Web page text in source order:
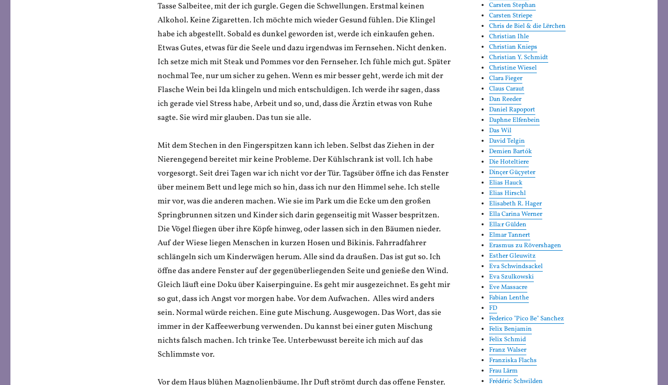
Tasse Salbeitee, mit der ich gurgle. Gegen die Schwellungen. Erstmal keinen
Alkohol. Keine Zigaretten. Ich möchte mich wieder Gesund fühlen. Die Klingel
habe ich abgestellt. Sobald es dunkel geworden ist, werde ich einkaufen gehen.
Etwas Gutes, etwas für die Seele und dazu irgendwas im Fernsehen. Nicht denken.
Ich setze mich mit Steak und Pommes vor den Fernseher. Ich fühle mich gut. Später
nochmal Tee, nur um sicher zu gehen. Wenn es mir besser geht, werde ich mit der
Flasche Wein bei Ida klingeln und mich entschuldigen. Ich werde ihr sagen, dass
ich gerade viel Stress habe, Arbeit und so, und, dass die Ärztin etwas von Ruhe
sagte. Sie wird mir glauben. Das tun sie alle.
Mit dem Stechen in den Fingerspitzen kann ich leben. Selbst das Ziehen in der
Nierengegend bereitet mir keine Probleme. Der Kühlschrank ist voll. Ich habe
vorgesorgt. Seit drei Tagen war ich nicht vor der Tür. Tagsüber öffne ich das Fenster
über meinem Bett und lege mich so hin, dass ich nur den Himmel sehe. Ich stelle
mir vor, was die anderen machen. Wie sie im Park um die Ecke um den großen
Springbrunnen sitzen und Kinder sich darin gegenseitig mit Wasser bespritzen.
Die Vögel fliegen über ihre Köpfe hinweg, oder lassen sich in den Bäumen nieder.
Auf der Wiese liegen Menschen in kurzen Hosen und Bikinis. Fahrradfahrer
schlängeln sich um Kinderwägen herum. Alle sind da draußen. Das ist gut so. Ich
öffne das andere Fenster auf der gegenüberliegenden Seite und genieße den Wind.
Gleich läuft eine Doku über Kaiserpinguine. Es geht mir ausgezeichnet. Es geht mir
so gut, dass ich Angst vor morgen habe. Vor dem Aufwachen. Alles wird anders
sein. Normal würde reichen. Eine gute Mischung. Ausgewogen. Das Wort, das sie
immer in der Kaffeewerbung verwenden. Du kannst bei einer guten Mischung
nichts falsch machen. Ich trinke Tee. Unterbewusst bereite ich mich auf das
Schlimmste vor.
Vor dem Haus blühen Magnolienbäume. Ihr Duft strömt durch das offene Fenster.
Carsten Stephan
Carsten Striepe
Chris de Biel & die Lërchen
Christian Ihle
Christian Knieps
Christian Y. Schmidt
Christine Wiesel
Clara Fieger
Claus Caraut
Dan Reeder
Daniel Rapoport
Daphne Elfenbein
Das Wil
David Telgin
Demien Bartók
Die Hoteltiere
Dinçer Güçyeter
Elias Hauck
Elias Hirschl
Elisabeth R. Hager
Ella Carina Werner
Ella:r Gülden
Elmar Tannert
Erasmus zu Rövershagen
Esther Gleuwitz
Eva Schwindsackel
Eva Szulkowski
Eve Massacre
Fabian Lenthe
FD
Federico "Pico Be" Sanchez
Felix Benjamin
Felix Schmid
Franz Walser
Franziska Flachs
Frau Lärm
Frédéric Schwilden